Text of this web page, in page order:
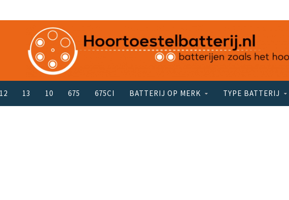
13 10 675 675CI BATTERIJ OP MERK TYPE BATTERIJ